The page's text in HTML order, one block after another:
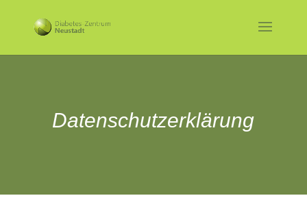
Datenschutzerklärung